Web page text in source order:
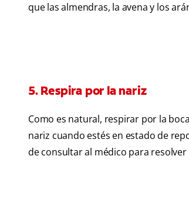
que las almendras, la avena y los
5. Respira por la nariz
Como es natural, respirar por la
nariz cuando estés en estado de
de consultar al médico para